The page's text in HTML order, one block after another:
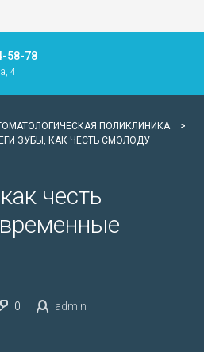
58-78
4
ПОЛИКЛИНИКА
>
ЗУБЫ, КАК ЧЕСТЬ СМОЛОДУ –
честь
0 admin